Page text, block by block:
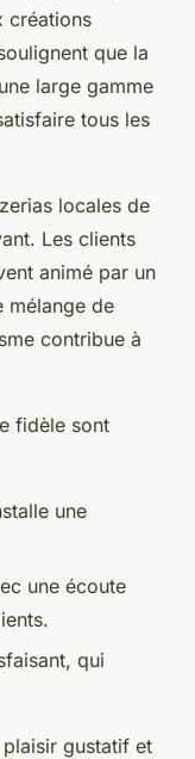
créations
que la
large gamme
tous les
locales de
Les clients
animé par un
mélange de
contribue à
fidèle sont
une
une écoute
qui
gustatif et